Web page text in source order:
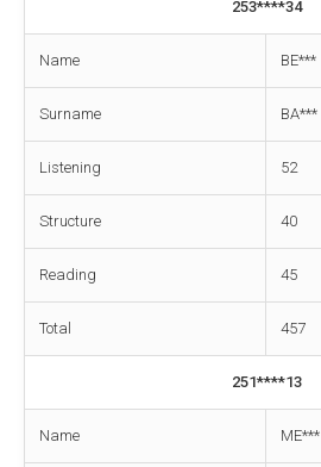
253****34
Name BE***
Surname BA***
Listening 52
Structure 40
Reading 45
Total 457
251****13
Name ME***